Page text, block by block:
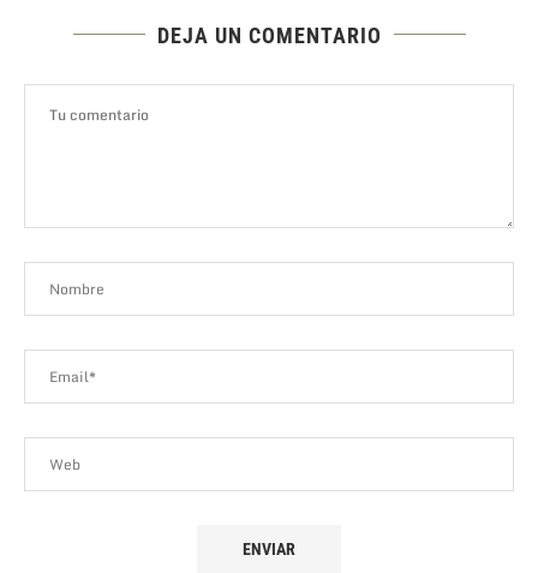
DEJA UN COMENTARIO